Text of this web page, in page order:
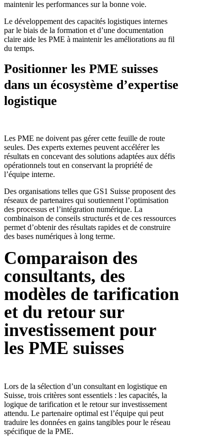
maintenir les performances sur la bonne voie.
Le développement des capacités logistiques internes
par le biais de la formation et d’une documentation
claire aide les PME à maintenir les améliorations au fil
du temps.
Positionner les PME suisses
dans un écosystème d’expertise
logistique
Les PME ne doivent pas gérer cette feuille de route
seules. Des experts externes peuvent accélérer les
résultats en concevant des solutions adaptées aux défis
opérationnels tout en conservant la propriété de
l’équipe interne.
Des organisations telles que GS1 Suisse proposent des
réseaux de partenaires qui soutiennent l’optimisation
des processus et l’intégration numérique. La
combinaison de conseils structurés et de ces ressources
permet d’obtenir des résultats rapides et de construire
des bases numériques à long terme.
Comparaison des
consultants, des
modèles de tarification
et du retour sur
investissement pour
les PME suisses
Lors de la sélection d’un consultant en logistique en
Suisse, trois critères sont essentiels : les capacités, la
logique de tarification et le retour sur investissement
attendu. Le partenaire optimal est l’équipe qui peut
traduire les données en gains tangibles pour le réseau
spécifique de la PME.